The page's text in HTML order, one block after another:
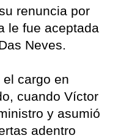
renuncia por
le fue aceptada
Neves.
cargo en
cuando Víctor
y asumió
adentro